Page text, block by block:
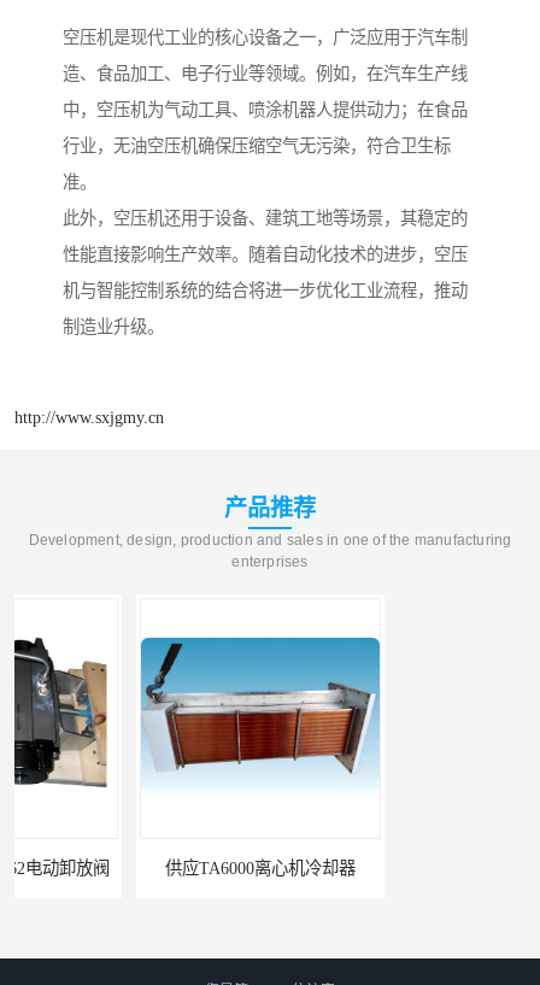
空压机是现代工业的核心设备之一，广泛应用于汽车制
造、食品加工、电子行业等领域。例如，在汽车生产线
中，空压机为气动工具、喷涂机器人提供动力；在食品
行业，无油空压机确保压缩空气无污染，符合卫生标
准。
此外，空压机还用于设备、建筑工地等场景，其稳定的
性能直接影响生产效率。随着自动化技术的进步，空压
机与智能控制系统的结合将进一步优化工业流程，推动
制造业升级。
http://www.sxjgmy.cn
产品推荐
Development, design, production and sales in one of the manufacturing
enterprises
供应TA6000离心机冷却器 英格索兰+39433743+级冷却剂